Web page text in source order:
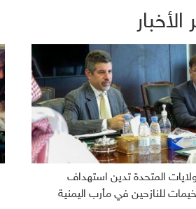
الأخبار
المتحدة تدين استهداف
للنازحين في مأرب اليمنية